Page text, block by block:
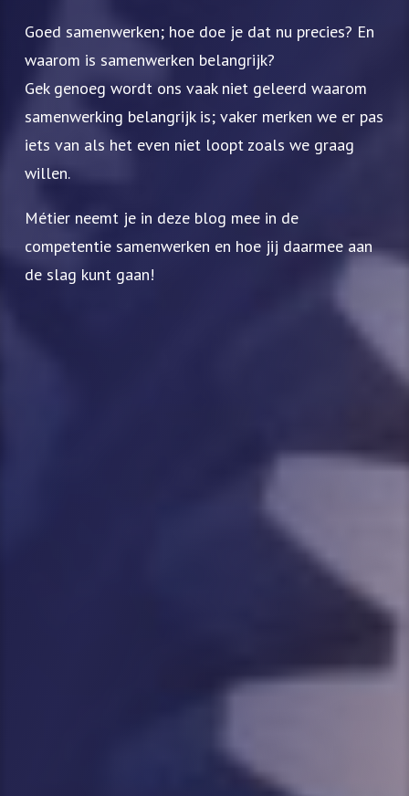
Goed samenwerken; hoe doe je dat nu precies? En
waarom is samenwerken belangrijk?
Gek genoeg wordt ons vaak niet geleerd waarom
samenwerking belangrijk is; vaker merken we er pas
iets van als het even niet loopt zoals we graag
willen.
Métier neemt je in deze blog mee in de
competentie samenwerken en hoe jij daarmee aan
de slag kunt gaan!